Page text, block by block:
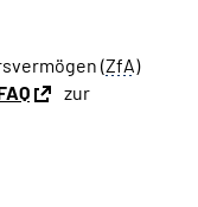
(ZfA)
zur